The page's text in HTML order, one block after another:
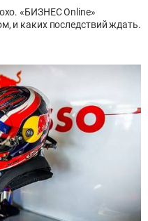
«БИЗНЕС Online»
и каких последствий ждать.